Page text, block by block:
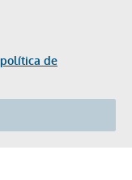
política de